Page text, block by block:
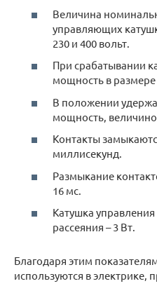
Величина
управляющих
230 и 400 вольт.
При срабатывании
мощность в
В положении
мощность,
Контакты
миллисекунд.
Размыкание
16 мс.
Катушка
рассеяния – 3 Вт.
Благодаря этим
используются в электрике,